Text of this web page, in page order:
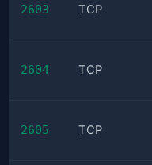
2603 TCP
2604 TCP
2605 TCP